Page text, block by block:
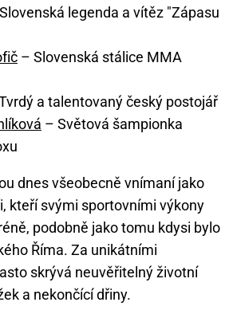
legenda a vítěz "Zápasu
– Slovenská stálice MMA
a talentovaný český postojář
– Světová šampionka
dnes všeobecně vnímaní jako
kteří svými sportovními výkony
podobně jako tomu kdysi bylo
Říma. Za unikátními
skrývá neuvěřitelný životní
a nekončící dřiny.